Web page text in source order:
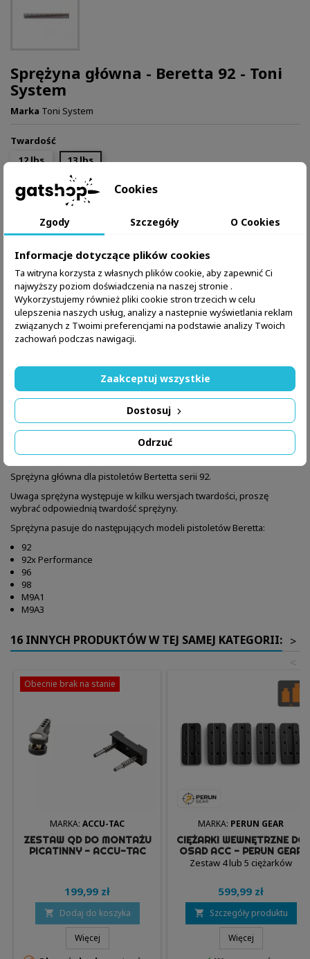
Sprężyna główna - Beretta 92 - Toni
System
Marka Toni System
Twardość
12 lbs
13 lbs
33,99 zł Brutto
Ilość
W magazynie: 3 Przedmioty
Zapytaj o produkt przez WhatsApp
SZCZEGÓŁY PRODUKTU
Sprężyna główna dla pistoletów Bertetta serii 92.
Uwaga sprężyna występuje w kilku wersjach twardości, proszę
wybrać odpowiednią twardość sprężyny.
Sprężyna pasuje do następujących modeli pistoletów Beretta:
92
92x Performance
96
98
M9A1
M9A3
16 INNYCH PRODUKTÓW W TEJ SAMEJ KATEGORII: >
<
Obecnie brak na stanie
MARKA: ACCU-TAC
ZESTAW QD DO MONTAŻU
PICATINNY - ACCU-TAC
199,99 zł
 Dodaj do koszyka
Więcej
MARKA: PERUN GEAR
CIĘŻARKI WEWNĘTRZNE DO
OSAD ACC - PERUN GEAR
Zestaw 4 lub 5 ciężarków
599,99 zł
 Szczegóły produktu
Więcej
Cookies
Zgody Szczegóły O Cookies
Informacje dotyczące plików cookies
Ta witryna korzysta z własnych plików cookie, aby zapewnić Ci
najwyższy poziom doświadczenia na naszej stronie .
Wykorzystujemy również pliki cookie stron trzecich w celu
ulepszenia naszych usług, analizy a nastepnie wyświetlania reklam
związanych z Twoimi preferencjami na podstawie analizy Twoich
zachowań podczas nawigacji.
Odrzuć
Dostosuj
Zaakceptuj wszystkie